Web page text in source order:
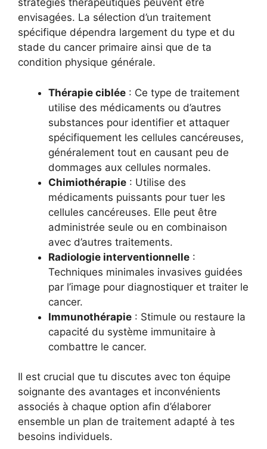
stratégies thérapeutiques peuvent être
envisagées. La sélection d’un traitement
spécifique dépendra largement du type et du
stade du cancer primaire ainsi que de ta
condition physique générale.
Thérapie ciblée : Ce type de traitement
utilise des médicaments ou d’autres
substances pour identifier et attaquer
spécifiquement les cellules cancéreuses,
généralement tout en causant peu de
dommages aux cellules normales.
Chimiothérapie : Utilise des
médicaments puissants pour tuer les
cellules cancéreuses. Elle peut être
administrée seule ou en combinaison
avec d’autres traitements.
Radiologie interventionnelle :
Techniques minimales invasives guidées
par l’image pour diagnostiquer et traiter le
cancer.
Immunothérapie : Stimule ou restaure la
capacité du système immunitaire à
combattre le cancer.
Il est crucial que tu discutes avec ton équipe
soignante des avantages et inconvénients
associés à chaque option afin d’élaborer
ensemble un plan de traitement adapté à tes
besoins individuels.